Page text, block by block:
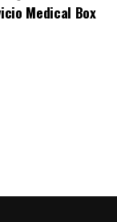
Medical Box